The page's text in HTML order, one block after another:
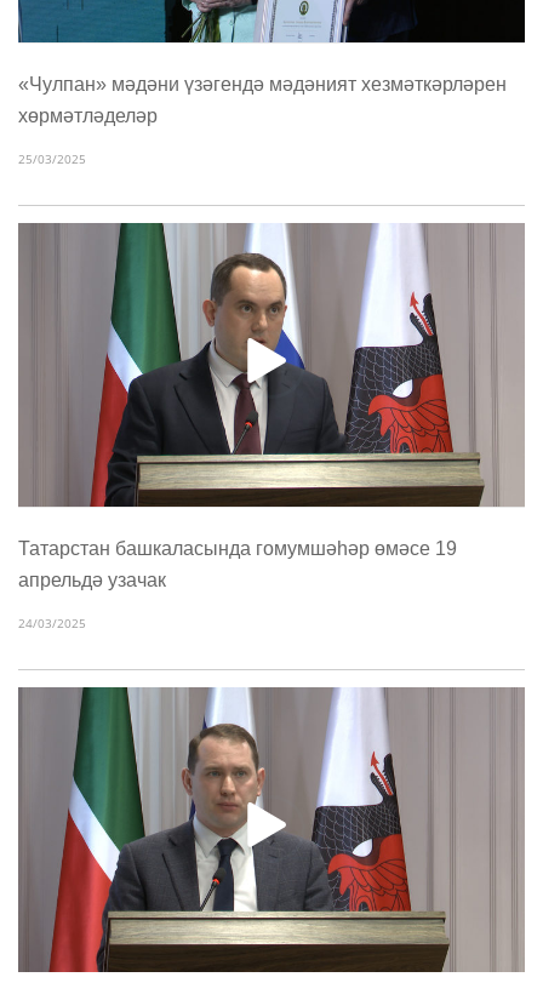
«Чулпан» мәдәни үзәгендә мәдәният хезмәткәрләрен
хөрмәтләделәр
25/03/2025
Татарстан башкаласында гомумшәһәр өмәсе 19
апрельдә узачак
24/03/2025